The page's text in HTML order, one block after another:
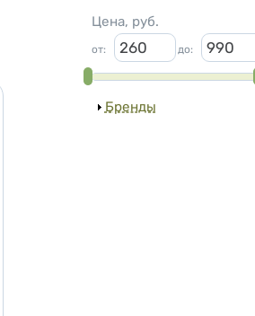
Цена, руб.
от: до:
Показать
Бренды